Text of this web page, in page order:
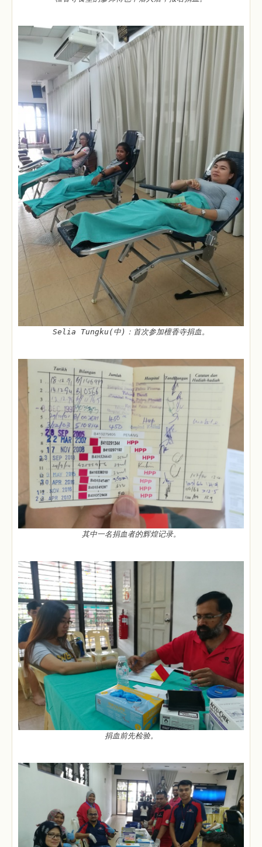
Selia Tungku(中)：首次参加檀香寺捐血。
其中一名捐血者的辉煌记录。
捐血前先检验。